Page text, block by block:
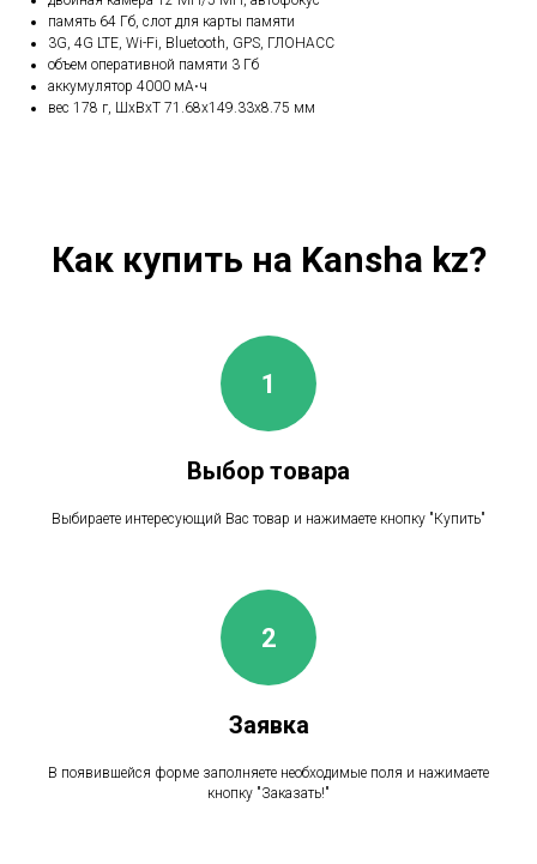
память 64 Гб, слот для карты памяти
3G, 4G LTE, Wi-Fi, Bluetooth, GPS, ГЛОНАСС
объем оперативной памяти 3 Гб
аккумулятор 4000 мА⋅ч
вес 178 г, ШxВxТ 71.68x149.33x8.75 мм
Как купить на Kansha kz?
Выбор товара
Выбираете интересующий Вас товар и нажимаете кнопку "Купить"
Заявка
В появившейся форме заполняете необходимые поля и нажимаете
кнопку "Заказать!"